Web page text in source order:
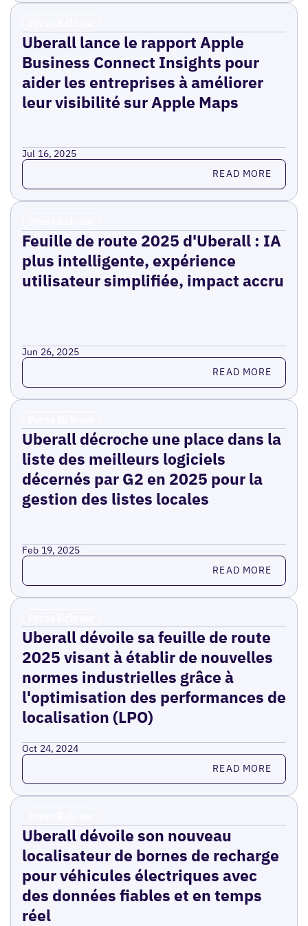
Uberall lance le rapport Apple
Business Connect Insights pour
aider les entreprises à améliorer
leur visibilité sur Apple Maps
Jul 16, 2025
Read more READ MORE
Feuille de route 2025 d'Uberall : IA
plus intelligente, expérience
utilisateur simplifiée, impact accru
Jun 26, 2025
Read more READ MORE
Uberall décroche une place dans la
liste des meilleurs logiciels
décernés par G2 en 2025 pour la
gestion des listes locales
Feb 19, 2025
Read more READ MORE
Uberall dévoile sa feuille de route
2025 visant à établir de nouvelles
normes industrielles grâce à
l'optimisation des performances de
localisation (LPO)
Oct 24, 2024
Read more READ MORE
Uberall dévoile son nouveau
localisateur de bornes de recharge
pour véhicules électriques avec
des données fiables et en temps
réel